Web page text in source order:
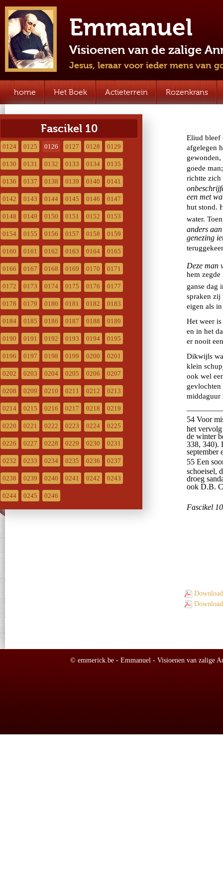
Emmanuel
Visioenen van de zalige
Jesus, leraar voor ieder mens van
home Het Boek Actieterrein Rozenkrans
Fascikel 10
0124 0125 0126 0127 0128 0129
0130 0131 0132 0133 0134 0135
0136 0137 0138 0139 0140 0141
0142 0143 0144 0145 0146 0147
0148 0149 0150 0151 0152 0153
0154 0155 0156 0157 0158 0159
0160 0161 0162 0163 0164 0165
0166 0167 0168 0169 0170 0171
0172 0173 0174 0175 0176 0177
0178 0179 0180 0181 0182 0183
0184 0185 0186 0187 0188 0189
0190 0191 0192 0193 0194 0195
0196 0197 0198 0199 0200 0201
0202 0203 0204 0205 0206 0207
0208 0209 0210 0211 0212 0213
0214 0215 0216 0217 0218 0219
0220 0221 0222 0223 0224 0225
0226 0227 0228 0229 0230 0231
0232 0233 0234 0235 0236 0237
0238 0239 0240 0241 0242 0243
0244 0245 0246
© emmerick.be - Emmanuel - Visioenen van zalige